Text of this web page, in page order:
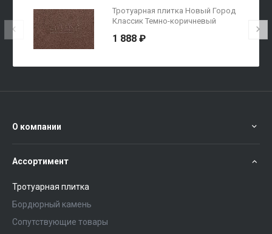
Тротуарная плитка Новый Город
Классик Темно-коричневый
1 888 ₽
О компании
Ассортимент
Тротуарная плитка
Бордюрный камень
Сопутствующие товары